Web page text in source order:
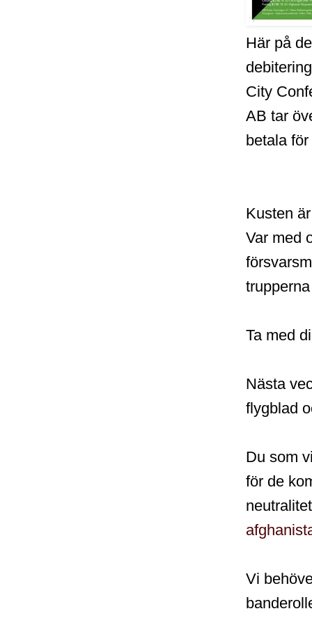
Här på
City
AB tar
betala
Kusten
Var med
Ta med
Nästa
flygblad
Du som
för de
Vi